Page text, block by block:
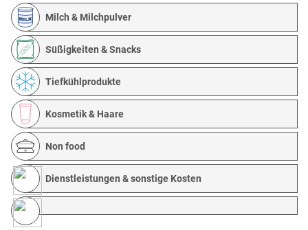
Milch & Milchpulver
Süßigkeiten & Snacks
Tiefkühlprodukte
Kosmetik & Haare
Non food
Dienstleistungen & sonstige Kosten